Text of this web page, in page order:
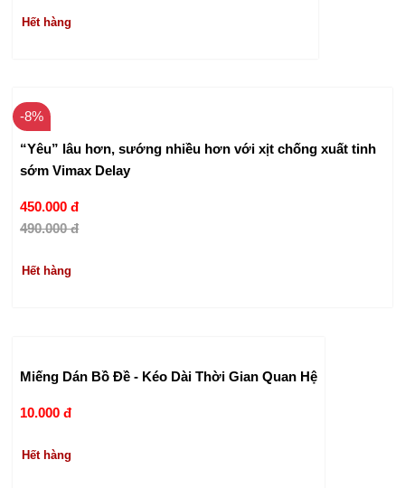
Hết hàng
-8%
“Yêu” lâu hơn, sướng nhiều hơn với xịt chống xuất tinh
sớm Vimax Delay
450.000 đ
490.000 đ
Hết hàng
Miếng Dán Bồ Đề - Kéo Dài Thời Gian Quan Hệ
10.000 đ
Hết hàng